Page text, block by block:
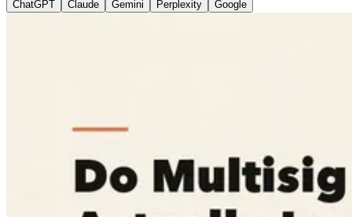
ChatGPT Claude Gemini Perplexity Google